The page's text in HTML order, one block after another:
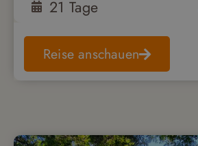
21 Tage
Reise anschauen